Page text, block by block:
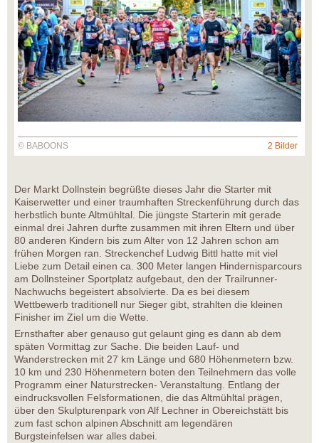
© BABOONS 2 Bilder
Der Markt Dollnstein begrüßte dieses Jahr die Starter mit
Kaiserwetter und einer traumhaften Streckenführung durch das
herbstlich bunte Altmühltal. Die jüngste Starterin mit gerade
einmal drei Jahren durfte zusammen mit ihren Eltern und über
80 anderen Kindern bis zum Alter von 12 Jahren schon am
frühen Morgen ran. Streckenchef Ludwig Bittl hatte mit viel
Liebe zum Detail einen ca. 300 Meter langen Hindernisparcours
am Dollnsteiner Sportplatz aufgebaut, den der Trailrunner-
Nachwuchs begeistert absolvierte. Da es bei diesem
Wettbewerb traditionell nur Sieger gibt, strahlten die kleinen
Finisher im Ziel um die Wette.
Ernsthafter aber genauso gut gelaunt ging es dann ab dem
späten Vormittag zur Sache. Die beiden Lauf- und
Wanderstrecken mit 27 km Länge und 680 Höhenmetern bzw.
10 km und 230 Höhenmetern boten den Teilnehmern das volle
Programm einer Naturstrecken- Veranstaltung. Entlang der
eindrucksvollen Felsformationen, die das Altmühltal prägen,
über den Skulpturenpark von Alf Lechner in Obereichstätt bis
zum fast schon alpinen Abschnitt am legendären
Burgsteinfelsen war alles dabei.